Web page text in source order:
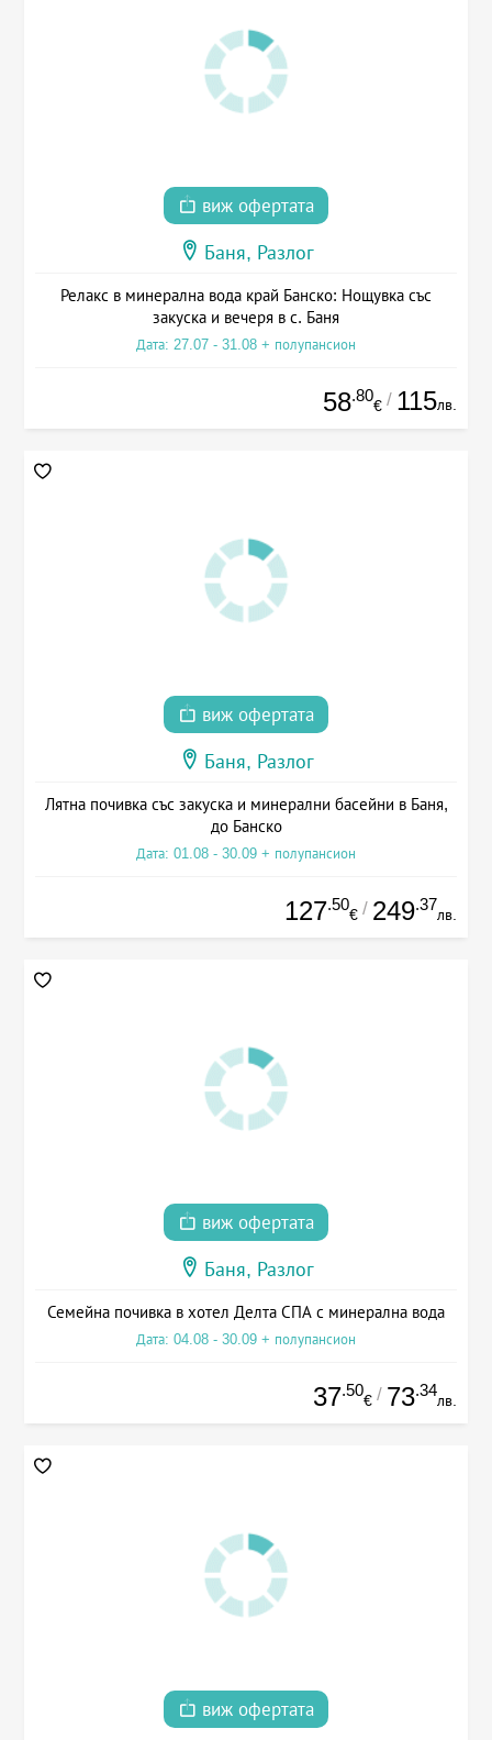
виж офертата
Баня, Разлог
Релакс в минерална вода край Банско: Нощувка със
закуска и вечеря в с. Баня
Дата: 27.07 - 31.08 + полупансион
58.80
€ / 115лв.
виж офертата
Баня, Разлог
Лятна почивка със закуска и минерални басейни в Баня,
до Банско
Дата: 01.08 - 30.09 + полупансион
127.50
€ / 249.37
лв.
виж офертата
Баня, Разлог
Семейна почивка в хотел Делта СПА с минерална вода
Дата: 04.08 - 30.09 + полупансион
37.50
€ / 73.34
лв.
виж офертата